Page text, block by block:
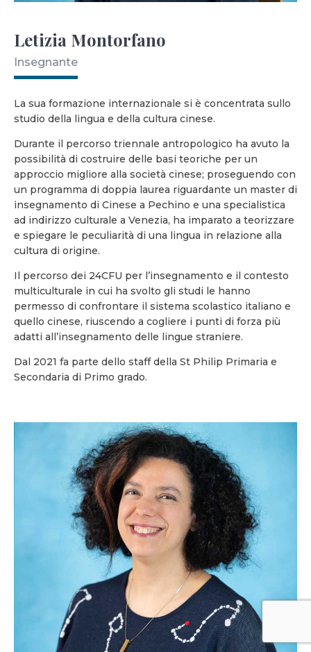
Letizia Montorfano
Insegnante
La sua formazione internazionale si è concentrata sullo
studio della lingua e della cultura cinese.
Durante il percorso triennale antropologico ha avuto la
possibilità di costruire delle basi teoriche per un
approccio migliore alla società cinese; proseguendo con
un programma di doppia laurea riguardante un master di
insegnamento di Cinese a Pechino e una specialistica
ad indirizzo culturale a Venezia, ha imparato a teorizzare
e spiegare le peculiarità di una lingua in relazione alla
cultura di origine.
Il percorso dei 24CFU per l’insegnamento e il contesto
multiculturale in cui ha svolto gli studi le hanno
permesso di confrontare il sistema scolastico italiano e
quello cinese, riuscendo a cogliere i punti di forza più
adatti all’insegnamento delle lingue straniere.
Dal 2021 fa parte dello staff della St Philip Primaria e
Secondaria di Primo grado.